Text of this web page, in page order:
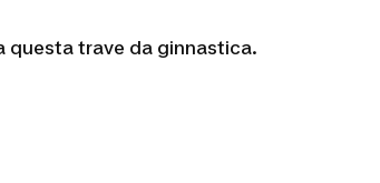
questa trave da ginnastica.